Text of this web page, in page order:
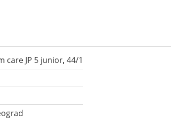
care JP 5 junior, 44/1